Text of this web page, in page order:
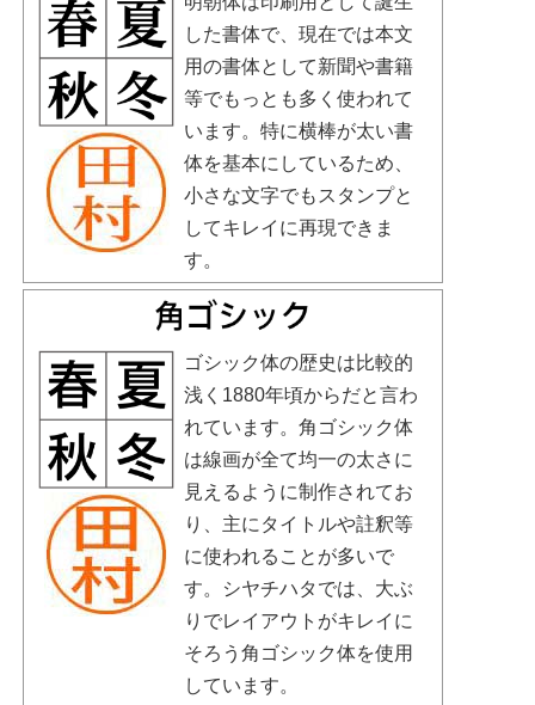
した書体で、現在では本文
用の書体として新聞や書籍
等でもっとも多く使われて
います。特に横棒が太い書
体を基本にしているため、
小さな文字でもスタンプと
してキレイに再現できま
す。
ゴシック体の歴史は比較的
浅く1880年頃からだと言わ
れています。角ゴシック体
は線画が全て均一の太さに
見えるように制作されてお
り、主にタイトルや註釈等
に使われることが多いで
す。シヤチハタでは、大ぶ
りでレイアウトがキレイに
そろう角ゴシック体を使用
しています。